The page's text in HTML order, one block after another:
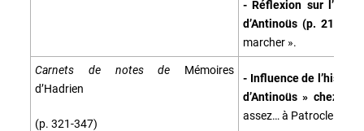
- Réflexion sur
d’Antinoüs (p. 219-
marcher ».
Carnets de notes de Mémoires
d’Hadrien
(p. 321-347)
- Influence de
d’Antinoüs » chez
assez… à Patrocle ».